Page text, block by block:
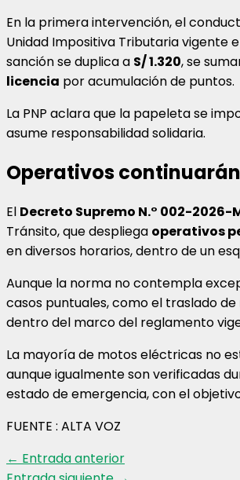
En la primera intervención, el
Unidad Impositiva Tributaria vigente
sanción se duplica a S/ 1.320, se
licencia por acumulación de puntos.
La PNP aclara que la papeleta se
asume responsabilidad solidaria.
Operativos
El Decreto Supremo N.° 002-2026-
Tránsito, que despliega operativos
en diversos horarios, dentro de un
Aunque la norma no contempla
casos puntuales, como el traslado de
dentro del marco del reglamento
La mayoría de motos eléctricas no
aunque igualmente son verificadas
estado de emergencia, con el
FUENTE : ALTA VOZ
← Entrada anterior